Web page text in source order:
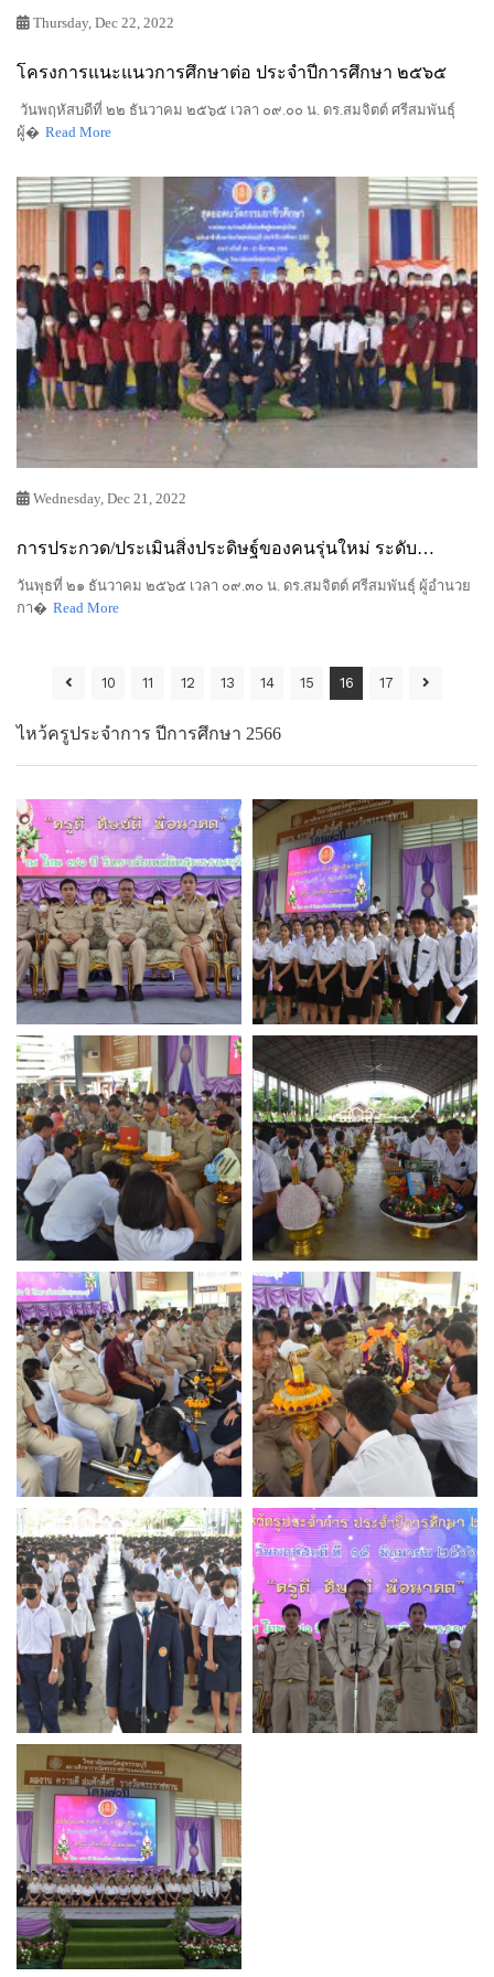
Thursday, Dec 22, 2022
โครงการแนะแนวการศึกษาต่อ ประจำปีการศึกษา ๒๕๖๕
วันพฤหัสบดีที่ ๒๒ ธันวาคม ๒๕๖๕ เวลา ๐๙.๐๐ น. ดร.สมจิตต์ ศรีสมพันธุ์
ผู้� Read More
Wednesday, Dec 21, 2022
การประกวด/ประเมินสิ่งประดิษฐ์ของคนรุ่นใหม่ ระดับ
วันพุธที่ ๒๑ ธันวาคม ๒๕๖๕ เวลา ๐๙.๓๐ น. ดร.สมจิตต์ ศรีสมพันธุ์ ผู้อำนวย
กา� Read More
10 11 12 13 14 15 16 17
ไหว้ครูประจำการ ปีการศึกษา 2566